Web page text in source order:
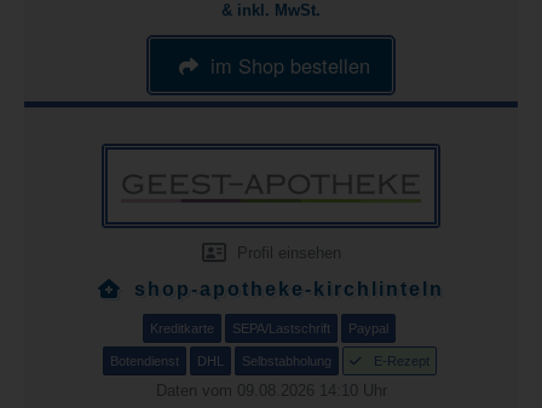
& inkl. MwSt.
im Shop bestellen
Profil einsehen
shop-apotheke-kirchlinteln
Kreditkarte SEPA/Lastschrift Paypal
Botendienst DHL Selbstabholung E-Rezept
Daten vom 09.08.2026 14:10 Uhr